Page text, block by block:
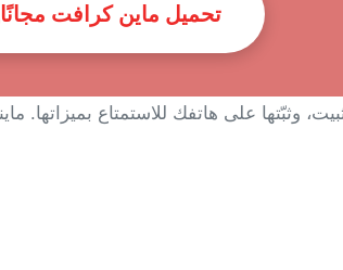
تحميل ماين كرافت مجانًا